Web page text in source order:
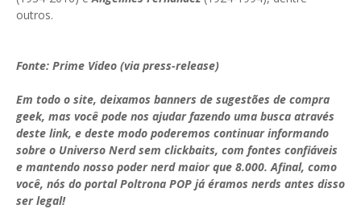
outros.
Fonte: Prime Video (via press-release)
Em todo o site, deixamos banners de sugestões de compra
geek, mas você pode nos ajudar fazendo uma busca através
deste link, e deste modo poderemos continuar informando
sobre o Universo Nerd sem clickbaits, com fontes confiáveis
e mantendo nosso poder nerd maior que 8.000. Afinal, como
você, nós do portal Poltrona POP já éramos nerds antes disso
ser legal!